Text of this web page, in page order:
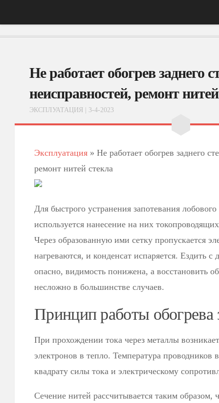
АвтоНовости
ФотоОбзоры
ВидеоОбзоры
Не работает обогрев заднего
неисправностей, ремонт
ЭКСПЛУАТАЦИЯ | 3-4-2023
Эксплуатация » Не работает обогрев заднего
ремонт нитей стекла
Для быстрого устранения запотевания лобового
используется нанесение на них
Через образованную ими сетку пропускается
нагреваются, и конденсат испаряется. Ездить
опасно, видимость понижена, а восстановить
несложно в большинстве случаев.
Принцип работы обогрева
При прохождении тока через металлы
электронов в тепло. Температура проводников
квадрату силы тока и электрическому
Сечение нитей рассчитывается таким образом,